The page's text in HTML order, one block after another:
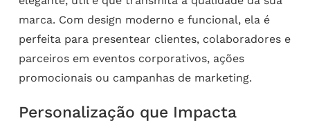
marca. Com design moderno e funcional, ela é
perfeita para presentear clientes, colaboradores e
parceiros em eventos corporativos, ações
promocionais ou campanhas de marketing.
Personalização que Impacta